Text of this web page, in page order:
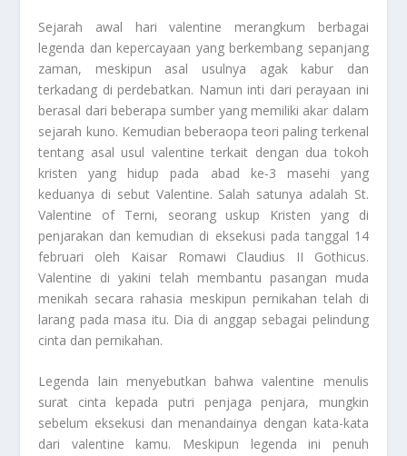
Sejarah awal hari valentine merangkum berbagai
legenda dan kepercayaan yang berkembang sepanjang
zaman, meskipun asal usulnya agak kabur dan
terkadang di perdebatkan. Namun inti dari perayaan ini
berasal dari beberapa sumber yang memiliki akar dalam
sejarah kuno. Kemudian beberaopa teori paling terkenal
tentang asal usul valentine terkait dengan dua tokoh
kristen yang hidup pada abad ke-3 masehi yang
keduanya di sebut Valentine. Salah satunya adalah St.
Valentine of Terni, seorang uskup Kristen yang di
penjarakan dan kemudian di eksekusi pada tanggal 14
februari oleh Kaisar Romawi Claudius II Gothicus.
Valentine di yakini telah membantu pasangan muda
menikah secara rahasia meskipun pernikahan telah di
larang pada masa itu. Dia di anggap sebagai pelindung
cinta dan pernikahan.
Legenda lain menyebutkan bahwa valentine menulis
surat cinta kepada putri penjaga penjara, mungkin
sebelum eksekusi dan menandainya dengan kata-kata
dari valentine kamu. Meskipun legenda ini penuh